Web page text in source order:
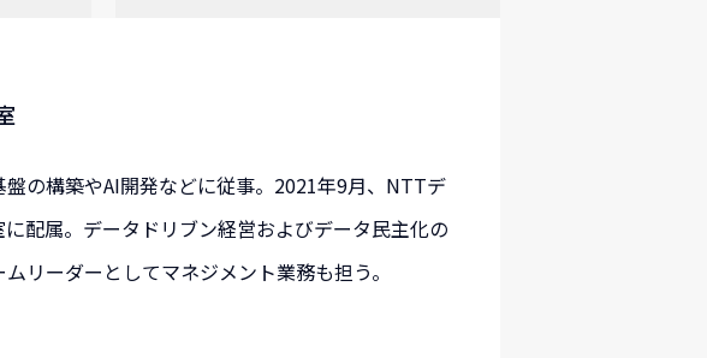
の構築やAI開発などに従事。2021年9月、NTTデ
配属。データドリブン経営およびデータ民主化の
リーダーとしてマネジメント業務も担う。